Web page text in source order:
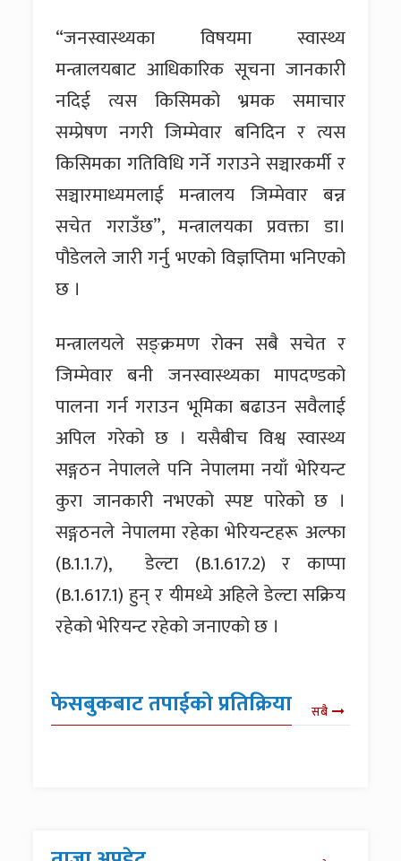
“जनस्वास्थ्यका विषयमा स्वास्थ्य
मन्त्रालयबाट आधिकारिक सूचना जानकारी
नदिई त्यस किसिमको भ्रमक समाचार
सम्प्रेषण नगरी जिम्मेवार बनिदिन र त्यस
किसिमका गतिविधि गर्ने गराउने सञ्चारकर्मी र
सञ्चारमाध्यमलाई मन्त्रालय जिम्मेवार बन्न
सचेत गराउँछ”, मन्त्रालयका प्रवक्ता डा।
पौडेलले जारी गर्नु भएको विज्ञप्तिमा भनिएको
छ ।
मन्त्रालयले सङ्क्रमण रोक्न सबै सचेत र
जिम्मेवार बनी जनस्वास्थ्यका मापदण्डको
पालना गर्न गराउन भूमिका बढाउन सवैलाई
अपिल गरेको छ । यसैबीच विश्व स्वास्थ्य
सङ्गठन नेपालले पनि नेपालमा नयाँ भेरियन्ट
कुरा जानकारी नभएको स्पष्ट पारेको छ ।
सङ्गठनले नेपालमा रहेका भेरियन्टहरू अल्फा
(B.1.1.7), डेल्टा (B.1.617.2) र काप्पा
(B.1.617.1) हुन् र यीमध्ये अहिले डेल्टा सक्रिय
रहेको भेरियन्ट रहेको जनाएको छ ।
फेसबुकबाट तपाईको प्रतिक्रिया सबै